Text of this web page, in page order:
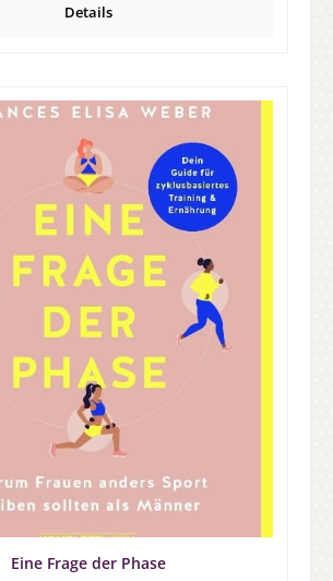
Details
Eine Frage der Phase